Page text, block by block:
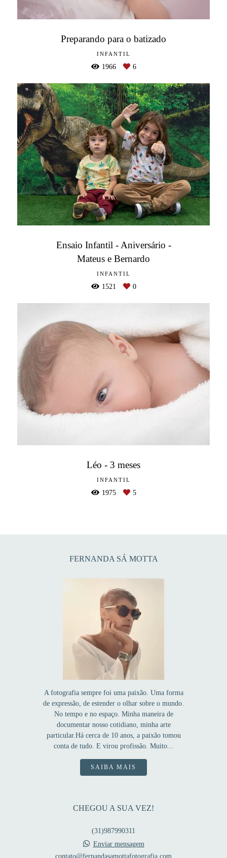
Preparando para o batizado
INFANTIL
1966 6
Ensaio Infantil - Aniversário -
Mateus e Bernardo
INFANTIL
1521 0
Léo - 3 meses
INFANTIL
1975 5
FERNANDA SÁ MOTTA
A fotografia sempre foi uma paixão. Uma forma
de expressão, de estender o olhar sobre o mundo.
No tempo e no espaço. Minha maneira de
documentar nosso cotidiano, minha arte
particular.Há cerca de 10 anos, a paixão tomou
conta de tudo. E virou profissão. Muito...
SAIBA MAIS
CHEGOU A SUA VEZ!
(31)987990311
Enviar mensagem
contato@fernandasamottafotografia.com